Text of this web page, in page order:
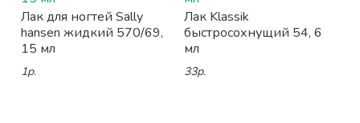
Лак для ногтей Sally
hansen жидкий 570/69,
15 мл
1р.
Лак Klassik
быстросохнущий 54, 6
мл
33р.